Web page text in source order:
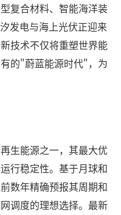
复合材料、智能海洋装
发电与海上光伏正迎来
技术不仅将重塑世界能
的"蔚蓝能源时代"，为
生能源之一，其最大优
行稳定性。基于月球和
数年精确预报其周期和
调度的理想选择。最新